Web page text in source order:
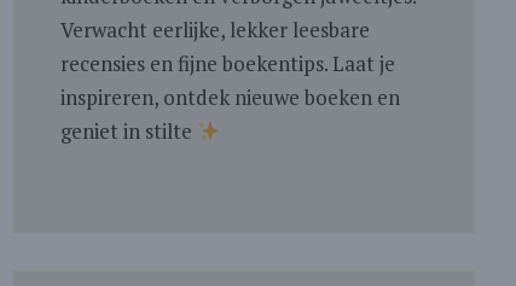
Verwacht eerlijke, lekker leesbare
recensies en fijne boekentips. Laat je
inspireren, ontdek nieuwe boeken en
geniet in stilte